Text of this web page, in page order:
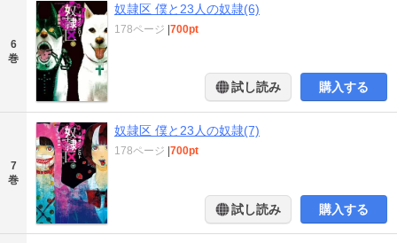
6
巻
奴隷区 僕と23人の奴隷(6)
178ページ |700pt
試し読み 購入する
7
巻
奴隷区 僕と23人の奴隷(7)
178ページ |700pt
試し読み 購入する